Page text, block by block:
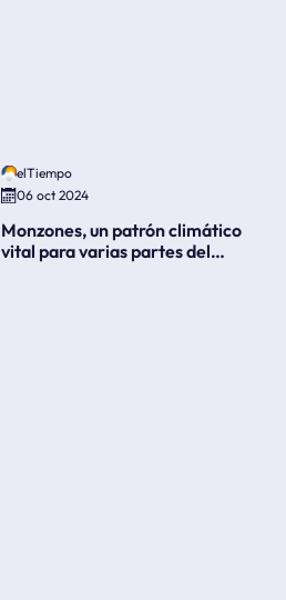
elTiempo
06 oct 2024
Monzones, un patrón climático
vital para varias partes del